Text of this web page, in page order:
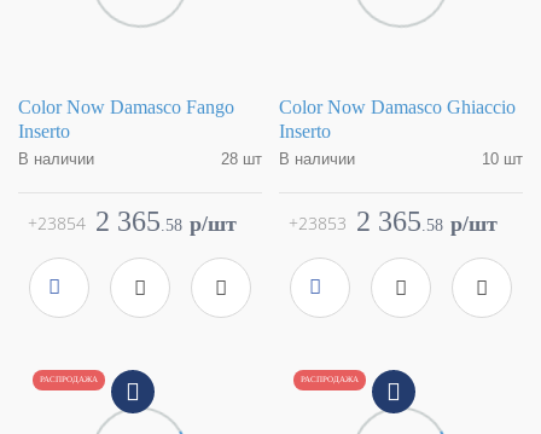
Color Now Damasco Fango
Inserto
В наличии
28 шт
FAP Ceramiche
Страна
Италия
Размер
30,5x91,5
Цвет
серый
Поверхность
матовая
2 365.58 p/шт
+23854
Color Now Damasco Ghiaccio
Inserto
В наличии
10 шт
FAP Ceramiche
Страна
Италия
Размер
30,5x91,5
Цвет
белый
Поверхность
матовая
2 365.58 p/шт
+23853
РАСПРОДАЖА РАСПРОДАЖА